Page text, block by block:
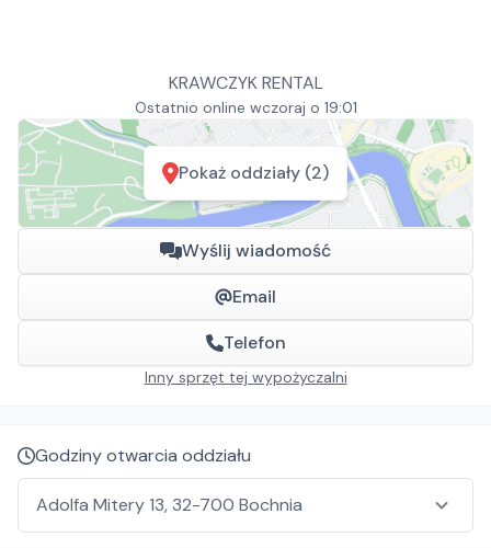
KRAWCZYK RENTAL
Ostatnio online wczoraj o 19:01
Pokaż oddziały (2)
Wyślij wiadomość
Email
Telefon
Inny sprzęt tej wypożyczalni
Godziny otwarcia oddziału